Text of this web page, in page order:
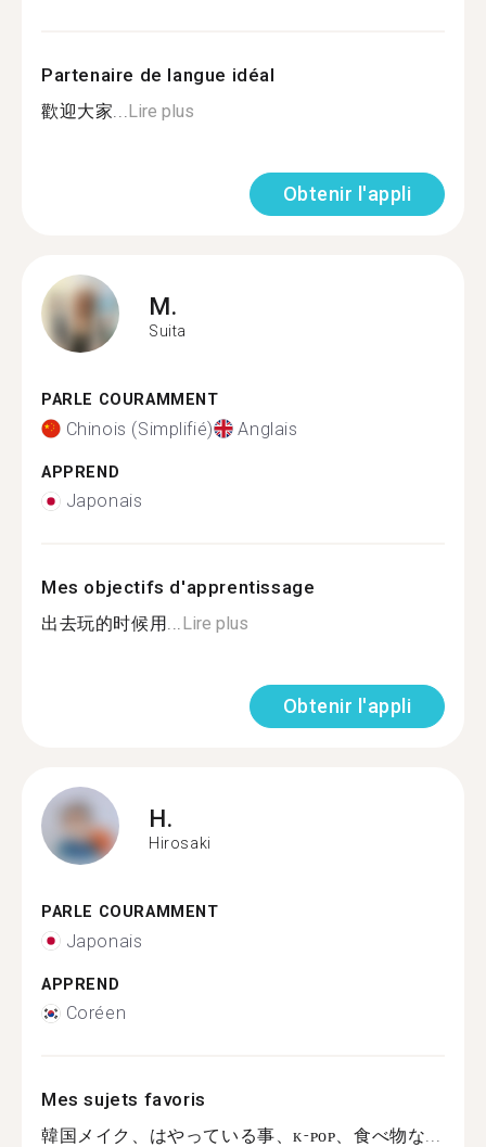
Partenaire de langue idéal
歡迎大家...Lire plus
Obtenir l'appli
M.
Suita
PARLE COURAMMENT
Chinois (Simplifié) Anglais
APPREND
Japonais
Mes objectifs d'apprentissage
出去玩的时候用...Lire plus
Obtenir l'appli
H.
Hirosaki
PARLE COURAMMENT
Japonais
APPREND
Coréen
Mes sujets favoris
韓国メイク、はやっている事、ᴋ-ᴘᴏᴘ、食べ物な...